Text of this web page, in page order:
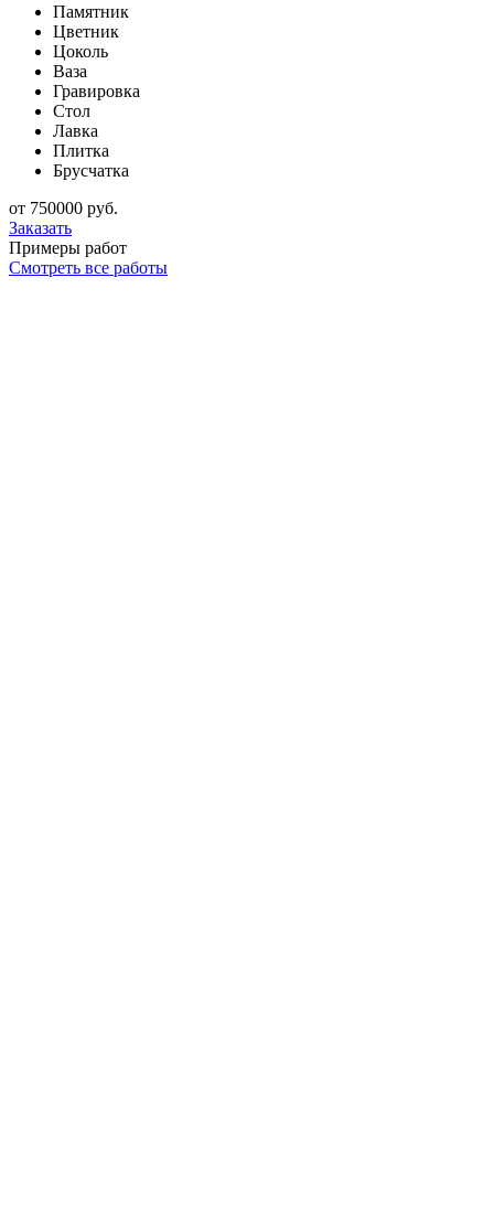
Памятник
Цветник
Цоколь
Ваза
Гравировка
Стол
Лавка
Плитка
Брусчатка
от 750000 руб.
Заказать
Примеры работ
Смотреть все работы